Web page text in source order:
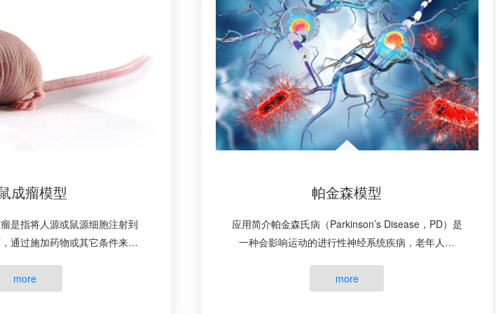
成瘤模型
是指将人源或鼠源细胞注射到
通过施加药物或其它条件来验
学、免疫学、药···
more
帕金森模型
应用简介帕金森氏病（Parkinson’s Disease，PD）是
一种会影响运动的进行性神经系统疾病，老年人多
时始于不易察觉的单手震···
more